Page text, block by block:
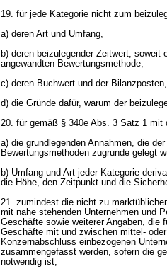
19. für jede Kategorie nicht zum
a) deren Art und Umfang,
b) deren beizulegender Zeitwert,
angewandten Bewertungsmethode,
c) deren Buchwert und der
d) die Gründe dafür, warum der
20. für gemäß § 340e Abs. 3 Satz 1 mit
a) die grundlegenden Annahmen, die
Bewertungsmethoden zugrunde gelegt
b) Umfang und Art jeder Kategorie
die Höhe, den Zeitpunkt und die
21. zumindest die nicht zu
mit nahe stehenden Unternehmen und
Geschäfte sowie weiterer Angaben, die
Geschäfte mit und zwischen mittel-
Konzernabschluss einbezogenen
zusammengefasst werden, sofern die
notwendig ist;